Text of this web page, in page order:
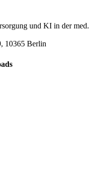
und KI in der med.
10365 Berlin